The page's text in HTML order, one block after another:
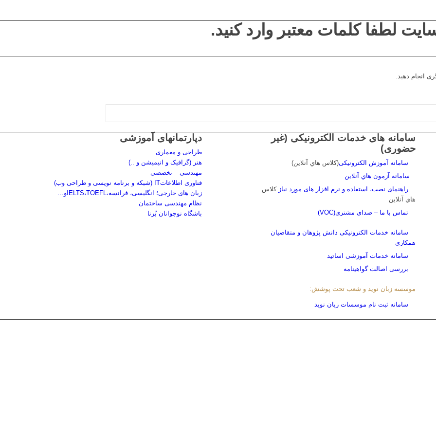
لطفا کلمات معتبر وارد کنید.
انجام دهید.
دپارتمانهای آموزشی
طراحی و معماری
هنر (گرافیک و انیمیشن و ..)
مهندسی – تخصصی
فناوری اطلاعاتIT (شبکه و برنامه نویسی و طراحی وب)
زبان های خارجی؛ انگلیسی، فرانسه،IELTS،TOEFLو…
نظام مهندسی ساختمان
باشگاه نوجوانان بُرنا
سامانه های خدمات الکترونیکی (غیر
حضوری)
سامانه آموزش الکترونیکی(کلاس هاي آنلاين)
سامانه آزمون هاي آنلاين
راهنمای نصب، استفاده و نرم افزار های مورد نیاز کلاس
هاي آنلاين
تماس با ما – صدای مشتری(VOC)
سامانه خدمات الکترونیکی دانش پژوهان و متقاضیان
همکاری
سامانه خدمات آموزشی اساتید
بررسی اصالت گواهینامه
موسسه زبان نوید و شعب تحت پوشش:
سامانه ثبت نام موسسات زبان نوید